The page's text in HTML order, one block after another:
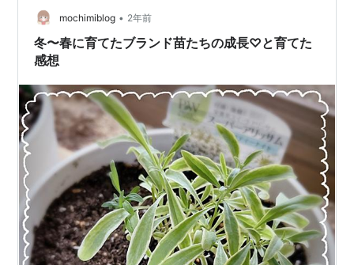
mochimiblog • 2年前
冬〜春に育てたブランド苗たちの成長♡と育てた
感想